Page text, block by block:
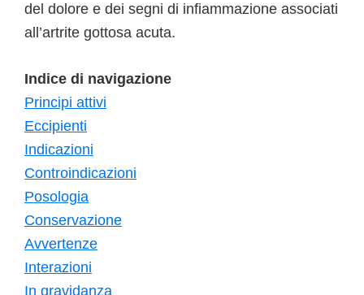
del dolore e dei segni di infiammazione associati
all’artrite gottosa acuta.
Indice di navigazione
Principi attivi
Eccipienti
Indicazioni
Controindicazioni
Posologia
Conservazione
Avvertenze
Interazioni
In gravidanza